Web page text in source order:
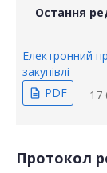
Остання
Електронний
закупівлі
description PDF 17
Протокол